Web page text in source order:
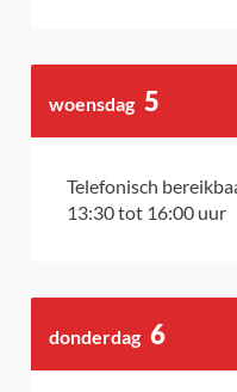
woensdag 5
Telefonisch
13:30tot 16:00 uur
donderdag 6